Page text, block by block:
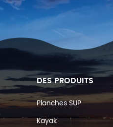
DES PRODUITS
Planches SUP
Kayak